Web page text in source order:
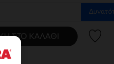
ΣΤΟ ΚΑΛΆΘΙ